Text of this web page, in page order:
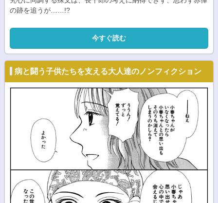
の跡を追うが……!?
今すぐ読む
病と闘う子供たちを支える大人達のノンフィクション